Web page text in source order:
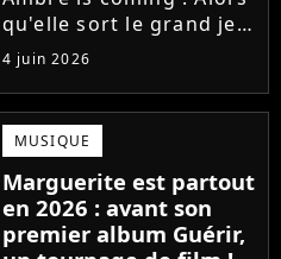
génie"
qu'elle sort le grand jeu
cette semaine en
publiant son premier
single J'me demande, la
gagnante de la Star
Academy affiche
clairement ses
ambitions. Son rêve...
4 juin 2026
MUSIQUE
Marguerite est partout
en 2026 : avant son
premier album Guérir,